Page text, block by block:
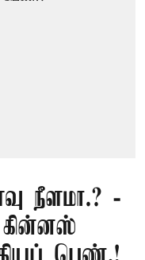
நீளமா.? -
கின்னஸ்